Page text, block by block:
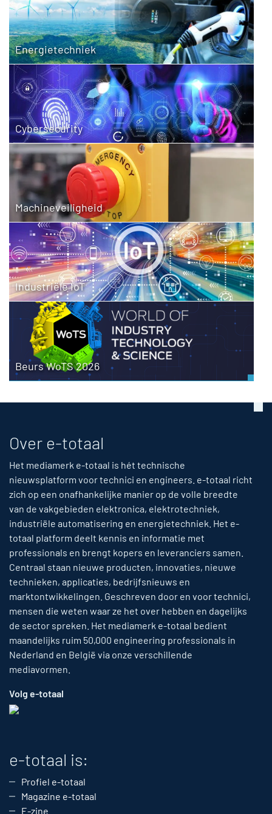
Energietechniek
Cybersecurity
Machineveiligheid
Industriële IoT
Beurs WoTS 2026
Over e-totaal
Het mediamerk e-totaal is hét technische
nieuwsplatform voor technici en engineers. e-totaal richt
zich op een onafhankelijke manier op de volle breedte
van de vakgebieden elektronica, elektrotechniek,
industriële automatisering en energietechniek. Het e-
totaal platform deelt kennis en informatie met
professionals en brengt kopers en leveranciers samen.
Centraal staan nieuwe producten, innovaties, nieuwe
technieken, applicaties, bedrijfsnieuws en
marktontwikkelingen. Geschreven door en voor technici,
mensen die weten waar ze het over hebben en dagelijks
de sector spreken. Het mediamerk e-totaal bedient
maandelijks ruim 50,000 engineering professionals in
Nederland en België via onze verschillende
mediavormen.
Volg e-totaal
e-totaal is:
Profiel e-totaal
Magazine e-totaal
E-zine